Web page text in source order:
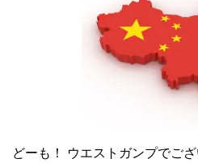
どーも！ ウエストガンプでご